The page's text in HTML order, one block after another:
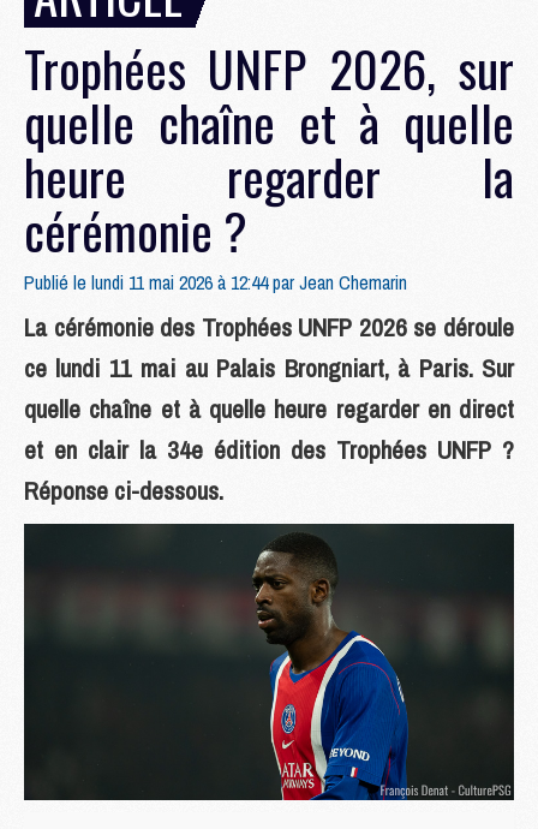
Trophées UNFP 2026, sur
quelle chaîne et à quelle
heure regarder la
cérémonie ?
Publié le lundi 11 mai 2026 à 12:44 parJean Chemarin
La cérémonie des Trophées UNFP 2026 se déroule
ce lundi 11 mai au Palais Brongniart, à Paris. Sur
quelle chaîne et à quelle heure regarder en direct
et en clair la 34e édition des Trophées UNFP ?
Réponse ci-dessous.